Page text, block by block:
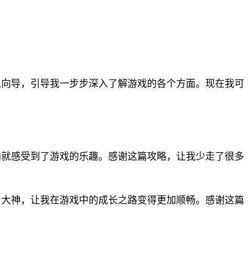
导，引导我一步步深入了解游戏的各个方面。现在我可
感受到了游戏的乐趣。感谢这篇攻略，让我少走了很多
神，让我在游戏中的成长之路变得更加顺畅。感谢这篇